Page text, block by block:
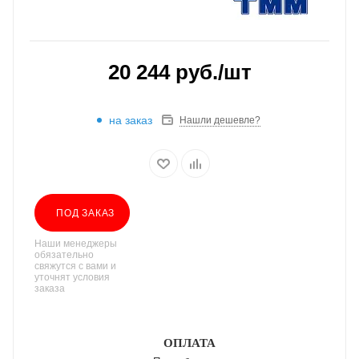
20 244руб./шт
на заказ Нашли дешевле?
ПОД ЗАКАЗ
Наши менеджеры
обязательно
свяжутся с вами и
уточнят условия
заказа
ОПЛАТА